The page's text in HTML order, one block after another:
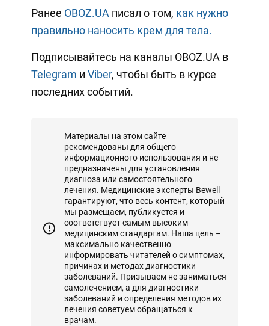
Ранее OBOZ.UA писал о том, как нужно
правильно наносить крем для тела.
Подписывайтесь на каналы OBOZ.UA в
Telegram и Viber, чтобы быть в курсе
последних событий.
Материалы на этом сайте
рекомендованы для общего
информационного использования и не
предназначены для установления
диагноза или самостоятельного
лечения. Медицинские эксперты Bewell
гарантируют, что весь контент, который
мы размещаем, публикуется и
соответствует самым высоким
медицинским стандартам. Наша цель –
максимально качественно
информировать читателей о симптомах,
причинах и методах диагностики
заболеваний. Призываем не заниматься
самолечением, а для диагностики
заболеваний и определения методов их
лечения советуем обращаться к
врачам.